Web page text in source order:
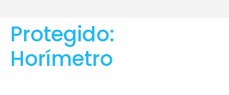
Protegido:
Horímetro